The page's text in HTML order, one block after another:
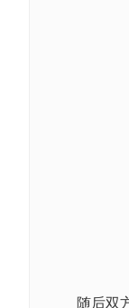
随后双